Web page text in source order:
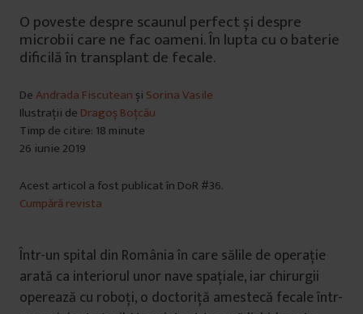
O poveste despre scaunul perfect și despre
microbii care ne fac oameni. În lupta cu o baterie
dificilă în transplant de fecale.
DeAndrada Fiscutean și Sorina Vasile
Ilustrații de Dragoș Boțcău
Timp de citire: 18 minute
26 iunie 2019
Acest articol a fost publicat în DoR #36.
Cumpără revista
Într-un spital din România în care sălile de operație
arată ca interiorul unor nave spațiale, iar chirurgii
operează cu roboți, o doctoriță amestecă fecale într-